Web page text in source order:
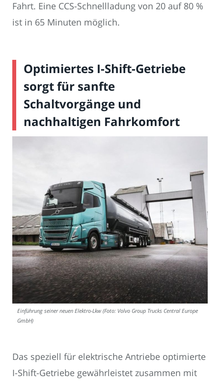
Fahrt. Eine CCS-Schnellladung von 20 auf 80 %
ist in 65 Minuten möglich.
Optimiertes I-Shift-Getriebe
sorgt für sanfte
Schaltvorgänge und
nachhaltigen Fahrkomfort
Einführung seiner neuen Elektro-Lkw (Foto: Volvo Group Trucks Central Europe
GmbH)
Das speziell für elektrische Antriebe optimierte
I-Shift-Getriebe gewährleistet zusammen mit